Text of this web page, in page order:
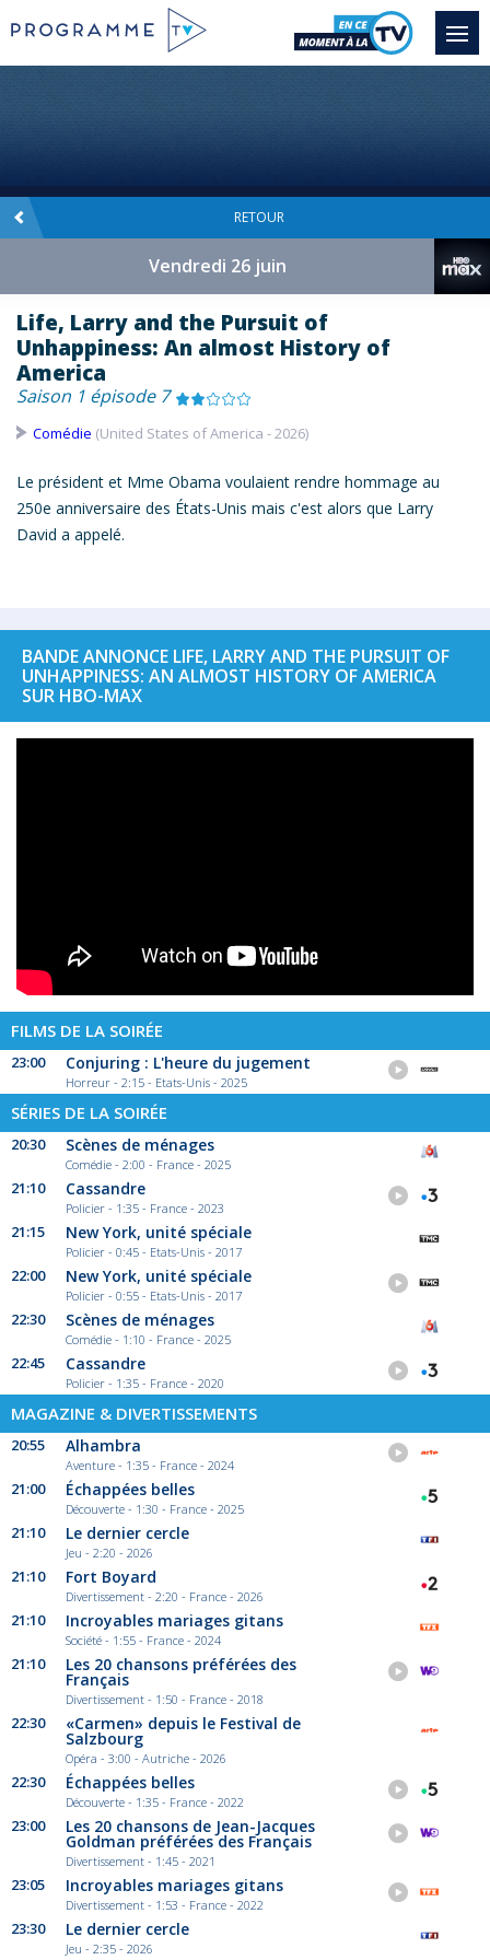
RETOUR
Vendredi 26 juin
Life, Larry and the Pursuit of
Unhappiness: An almost History of
America
Saison 1 épisode 7
Comédie (United States of America - 2026)
Le président et Mme Obama voulaient rendre hommage au
250e anniversaire des États-Unis mais c'est alors que Larry
David a appelé.
BANDE ANNONCE LIFE, LARRY AND THE PURSUIT OF
UNHAPPINESS: AN ALMOST HISTORY OF AMERICA
SUR HBO-MAX
FILMS DE LA SOIRÉE
23:00 Conjuring : L'heure du jugement
Horreur - 2:15 - Etats-Unis - 2025
SÉRIES DE LA SOIRÉE
20:30 Scènes de ménages
Comédie - 2:00 - France - 2025
21:10 Cassandre
Policier - 1:35 - France - 2023
21:15 New York, unité spéciale
Policier - 0:45 - Etats-Unis - 2017
22:00 New York, unité spéciale
Policier - 0:55 - Etats-Unis - 2017
22:30 Scènes de ménages
Comédie - 1:10 - France - 2025
22:45 Cassandre
Policier - 1:35 - France - 2020
MAGAZINE & DIVERTISSEMENTS
20:55 Alhambra
Aventure - 1:35 - France - 2024
21:00 Échappées belles
Découverte - 1:30 - France - 2025
21:10 Le dernier cercle
Jeu - 2:20 - 2026
21:10 Fort Boyard
Divertissement - 2:20 - France - 2026
21:10 Incroyables mariages gitans
Société - 1:55 - France - 2024
21:10 Les 20 chansons préférées des
Français
Divertissement - 1:50 - France - 2018
22:30 «Carmen» depuis le Festival de
Salzbourg
Opéra - 3:00 - Autriche - 2026
22:30 Échappées belles
Découverte - 1:35 - France - 2022
23:00 Les 20 chansons de Jean-Jacques
Goldman préférées des Français
Divertissement - 1:45 - 2021
23:05 Incroyables mariages gitans
Divertissement - 1:53 - France - 2022
23:30 Le dernier cercle
Jeu - 2:35 - 2026